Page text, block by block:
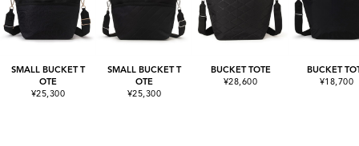
SMALL BUCKET T
OTE
¥25,300
SMALL BUCKET T
OTE
¥25,300
BUCKET TOTE
¥28,600
BUCKET
¥18,700